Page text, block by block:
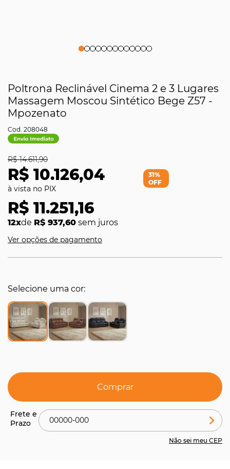
Poltrona Reclinável Cinema 2 e 3 Lugares
Massagem Moscou Sintético Bege Z57 -
Mpozenato
208048
R$ 10.126,04
R$ 14.611,90
R$ 11.251,16
12xde R$ 937,60 sem juros
31%
OFF
Ver opções de pagamento
Selecione uma cor
Comprar
Não sei meu CEP